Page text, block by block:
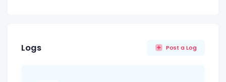
Logs Post a Log